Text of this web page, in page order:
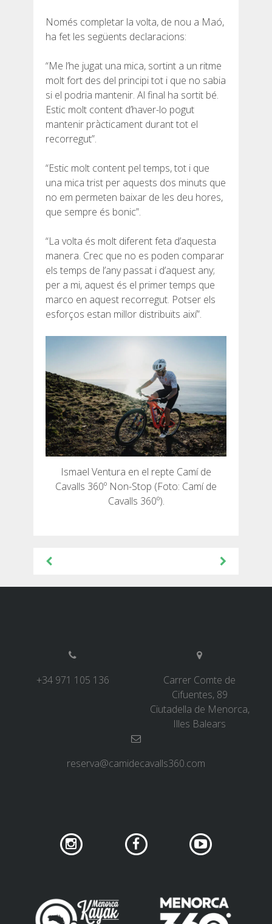
Només completar la volta, de nou a Maó,
ha fet les següents declaracions:
“Me l’he jugat una mica, sortint a un ritme
molt fort des del principi tot i que no sabia
si el podria mantenir. Al final ha sortit bé.
Estic molt content d’haver-lo pogut
mantenir pràcticament durant tot el
recorregut”.
“Estic molt content pel temps, tot i que
una mica trist per aquests dos minuts que
no em permeten baixar de les deu hores,
que sempre és bonic”.
“La volta és molt diferent feta d’aquesta
manera. Crec que no es poden comparar
els temps de l’any passat i d’aquest any;
per a mi, aquest és el primer temps que
marco en aquest recorregut. Potser els
esforços estan millor distribuïts així”.
Ismael Ventura en el repte Camí de
Cavalls 360º Non-Stop (Foto: Camí de
Cavalls 360º).
Navegació
d'entrades
+34 971 105 136
Carrer Comte de
Cifuentes, 89
Ciutadella de Menorca,
Illes Balears
reserva@camidecavalls360.com